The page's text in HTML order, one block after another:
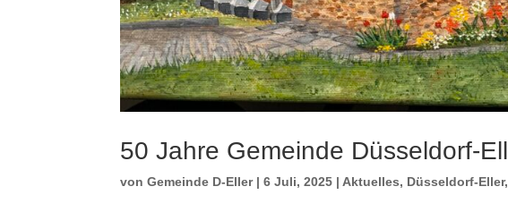
50 Jahre Gemeinde Düsseldorf-
vonGemeinde D-Eller|6 Juli, 2025 | Aktuelles, Düsseldorf-Eller,